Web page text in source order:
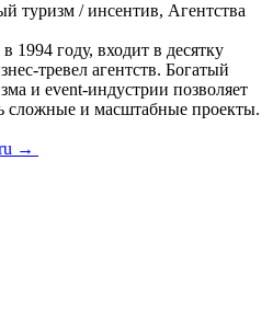
туризм / инсентив, Агентства
1994 году, входит в десятку
тревел агентств. Богатый
и event-индустрии позволяет
сложные и масштабные проекты.
→